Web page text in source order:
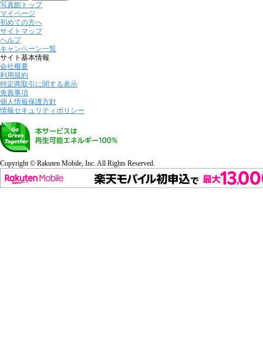
写真館トップ
マイページ
初めての方へ
サイトマップ
ヘルプ
キャンペーン一覧
サイト基本情報
会社概要
利用規約
特定商取引に関する表示
免責事項
個人情報保護方針
情報セキュリティポリシー
Copyright © Rakuten Mobile, Inc. All Rights Reserved.